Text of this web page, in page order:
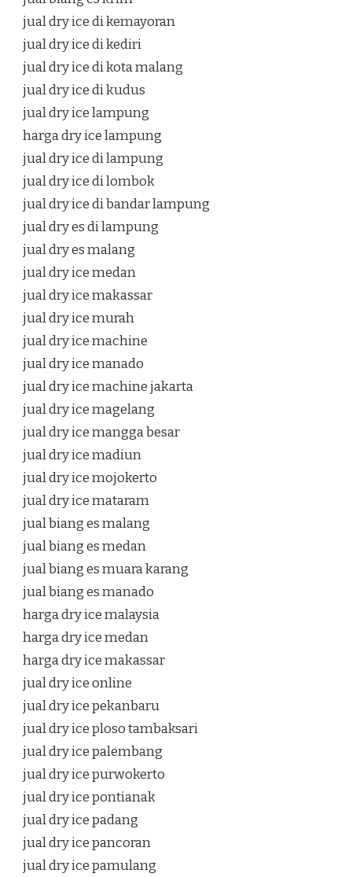
jual dry ice di kemayoran
jual dry ice di kediri
jual dry ice di kota malang
jual dry ice di kudus
jual dry ice lampung
harga dry ice lampung
jual dry ice di lampung
jual dry ice di lombok
jual dry ice di bandar lampung
jual dry es di lampung
jual dry es malang
jual dry ice medan
jual dry ice makassar
jual dry ice murah
jual dry ice machine
jual dry ice manado
jual dry ice machine jakarta
jual dry ice magelang
jual dry ice mangga besar
jual dry ice madiun
jual dry ice mojokerto
jual dry ice mataram
jual biang es malang
jual biang es medan
jual biang es muara karang
jual biang es manado
harga dry ice malaysia
harga dry ice medan
harga dry ice makassar
jual dry ice online
jual dry ice pekanbaru
jual dry ice ploso tambaksari
jual dry ice palembang
jual dry ice purwokerto
jual dry ice pontianak
jual dry ice padang
jual dry ice pancoran
jual dry ice pamulang